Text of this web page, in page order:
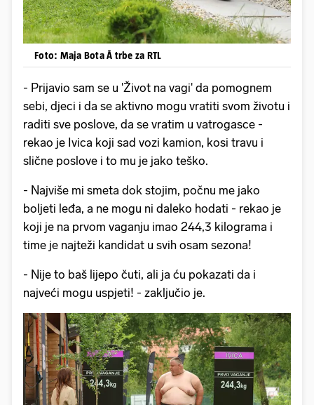
Foto: Maja Bota Å trbe za RTL
- Prijavio sam se u 'Život na vagi' da pomognem
sebi, djeci i da se aktivno mogu vratiti svom životu i
raditi sve poslove, da se vratim u vatrogasce -
rekao je Ivica koji sad vozi kamion, kosi travu i
slične poslove i to mu je jako teško.
- Najviše mi smeta dok stojim, počnu me jako
boljeti leđa, a ne mogu ni daleko hodati - rekao je
koji je na prvom vaganju imao 244,3 kilograma i
time je najteži kandidat u svih osam sezona!
- Nije to baš lijepo čuti, ali ja ću pokazati da i
najveći mogu uspjeti! - zaključio je.